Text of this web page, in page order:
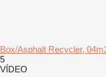
Box/Asphalt Recycler,
5
VÍDEO